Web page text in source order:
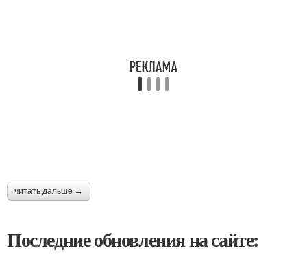
читать дальше →
Последние обновления на сайте: